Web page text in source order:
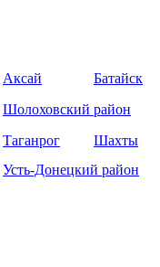
Аксай
Батайск
Шолоховский район
Таганрог
Шахты
Усть-Донецкий район